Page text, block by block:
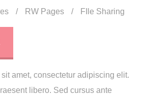
/ RW Pages / FIle Sharing
sit amet, consectetur adipiscing elit.
libero. Sed cursus ante